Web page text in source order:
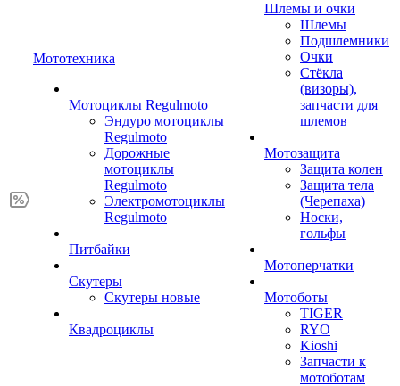
Мототехника
Мотоциклы Regulmoto
Эндуро мотоциклы
Regulmoto
Дорожные
мотоциклы
Regulmoto
Электромотоциклы
Regulmoto
Питбайки
Скутеры
Скутеры новые
Квадроциклы
Шлемы и очки
Шлемы
Подшлемники
Очки
Стёкла
(визоры),
запчасти для
шлемов
Мотозащита
Защита колен
Защита тела
(Черепаха)
Носки,
гольфы
Мотоперчатки
Мотоботы
TIGER
RYO
Kioshi
Запчасти к
мотоботам